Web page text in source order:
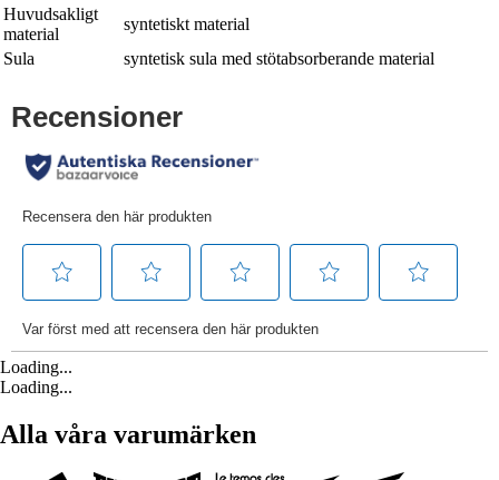
Huvudsakligt
material
syntetiskt material
Sula
syntetisk sula med stötabsorberande material
Loading...
Loading...
Alla våra varumärken